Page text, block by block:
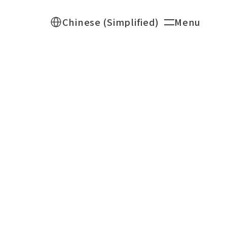
Select Language
Chinese (Simplified)
Menu